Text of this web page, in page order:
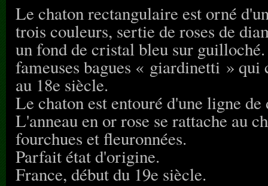
Le chaton rectangulaire est orné
trois couleurs, sertie de roses de
un fond de cristal bleu sur
fameuses bagues « giardinetti » qui
au 18e siècle.
Le chaton est entouré d'une ligne
L'anneau en or rose se rattache au
fourchues et fleuronnées.
Parfait état d'origine.
France, début du 19e siècle.